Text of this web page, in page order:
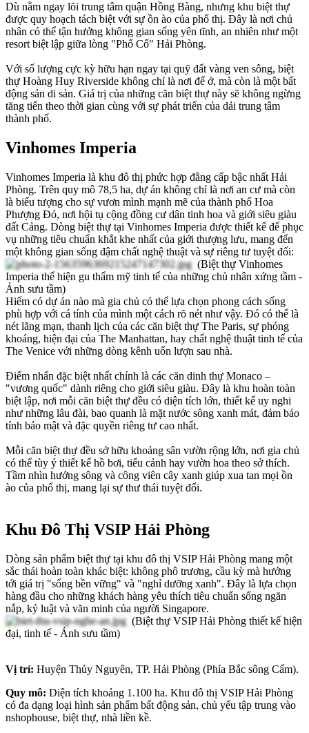
Dù nằm ngay lõi trung tâm quận Hồng Bàng, nhưng khu biệt thự
được quy hoạch tách biệt với sự ồn ào của phố thị. Đây là nơi chủ
nhân có thể tận hưởng không gian sống yên tĩnh, an nhiên như một
resort biệt lập giữa lòng "Phố Cổ" Hải Phòng.
Với số lượng cực kỳ hữu hạn ngay tại quỹ đất vàng ven sông, biệt
thự Hoàng Huy Riverside không chỉ là nơi để ở, mà còn là một bất
động sản di sản. Giá trị của những căn biệt thự này sẽ không ngừng
tăng tiến theo thời gian cùng với sự phát triển của dải trung tâm
thành phố.
Vinhomes Imperia
Vinhomes Imperia là khu đô thị phức hợp đẳng cấp bậc nhất Hải
Phòng. Trên quy mô 78,5 ha, dự án không chỉ là nơi an cư mà còn
là biểu tượng cho sự vươn mình mạnh mẽ của thành phố Hoa
Phượng Đỏ, nơi hội tụ cộng đồng cư dân tinh hoa và giới siêu giàu
đất Cảng. Dòng biệt thự tại Vinhomes Imperia được thiết kế để phục
vụ những tiêu chuẩn khắt khe nhất của giới thượng lưu, mang đến
một không gian sống đậm chất nghệ thuật và sự riêng tư tuyệt đối:
(Biệt thự Vinhomes
Imperia thể hiện gu thẩm mỹ tinh tế của những chủ nhân xứng tầm -
Ảnh sưu tầm)
Hiếm có dự án nào mà gia chủ có thể lựa chọn phong cách sống
phù hợp với cá tính của mình một cách rõ nét như vậy. Đó có thể là
nét lãng mạn, thanh lịch của các căn biệt thự The Paris, sự phóng
khoáng, hiện đại của The Manhattan, hay chất nghệ thuật tinh tế của
The Venice với những dòng kênh uốn lượn sau nhà.
Điểm nhấn đặc biệt nhất chính là các căn dinh thự Monaco –
"vương quốc" dành riêng cho giới siêu giàu. Đây là khu hoàn toàn
biệt lập, nơi mỗi căn biệt thự đều có diện tích lớn, thiết kế uy nghi
như những lâu đài, bao quanh là mặt nước sông xanh mát, đảm bảo
tính bảo mật và đặc quyền riêng tư cao nhất.
Mỗi căn biệt thự đều sở hữu khoảng sân vườn rộng lớn, nơi gia chủ
có thể tùy ý thiết kế hồ bơi, tiểu cảnh hay vườn hoa theo sở thích.
Tầm nhìn hướng sông và công viên cây xanh giúp xua tan mọi ồn
ào của phố thị, mang lại sự thư thái tuyệt đối.
Khu Đô Thị VSIP Hải Phòng
Dòng sản phẩm biệt thự tại khu đô thị VSIP Hải Phòng mang một
sắc thái hoàn toàn khác biệt: không phô trương, cầu kỳ mà hướng
tới giá trị "sống bền vững" và "nghỉ dưỡng xanh". Đây là lựa chọn
hàng đầu cho những khách hàng yêu thích tiêu chuẩn sống ngăn
nắp, kỷ luật và văn minh của người Singapore.
(Biệt thự VSIP Hải Phòng thiết kế hiện
đại, tinh tế - Ảnh sưu tầm)
Vị trí: Huyện Thủy Nguyên, TP. Hải Phòng (Phía Bắc sông Cấm).
Quy mô: Diện tích khoảng 1.100 ha. Khu đô thị VSIP Hải Phòng
có đa dạng loại hình sản phẩm bất động sản, chủ yếu tập trung vào
nshophouse, biệt thự, nhà liền kề.